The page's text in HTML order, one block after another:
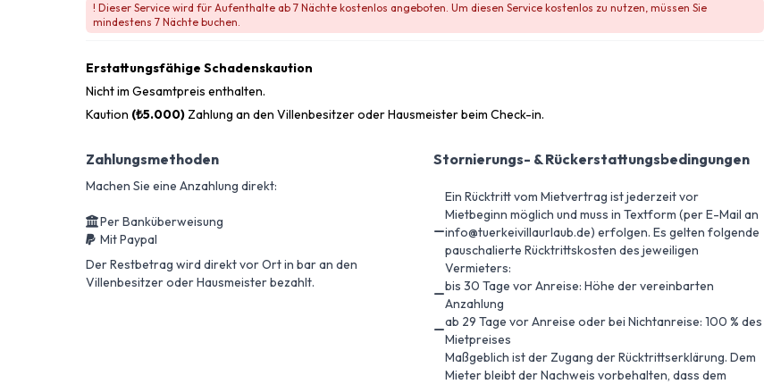
! Dieser Service wird für Aufenthalte ab 7 Nächte kostenlos angeboten. Um diesen Service kostenlos zu nutzen, müssen Sie
mindestens 7 Nächte buchen.
Erstattungsfähige Schadenskaution
Nicht im Gesamtpreis enthalten.
Kaution (₺5.000) Zahlung an den Villenbesitzer oder Hausmeister beim Check-in.
Zahlungsmethoden
Machen Sie eine Anzahlung direkt:
Per Banküberweisung
Mit Paypal
Der Restbetrag wird direkt vor Ort in bar an den
Villenbesitzer oder Hausmeister bezahlt.
Stornierungs- & Rückerstattungsbedingungen
Ein Rücktritt vom Mietvertrag ist jederzeit vor
Mietbeginn möglich und muss in Textform (per E-Mail an
info@tuerkeivillaurlaub.de) erfolgen. Es gelten folgende
pauschalierte Rücktrittskosten des jeweiligen
Vermieters:
bis 30 Tage vor Anreise: Höhe der vereinbarten
Anzahlung
ab 29 Tage vor Anreise oder bei Nichtanreise: 100 % des
Mietpreises
Maßgeblich ist der Zugang der Rücktrittserklärung. Dem
Mieter bleibt der Nachweis vorbehalten, dass dem